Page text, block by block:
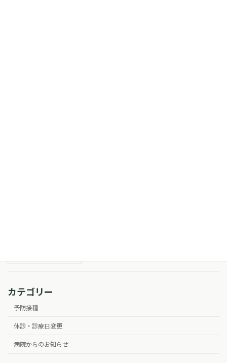
カテゴリー
予防接種
休診・診療日変更
病院からのお知らせ